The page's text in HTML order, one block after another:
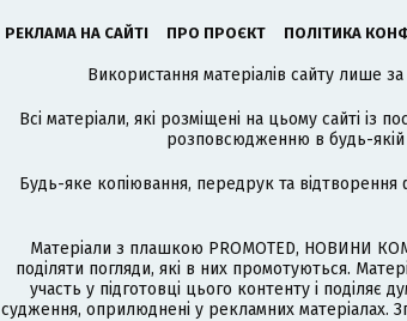
РЕКЛАМА НА САЙТІ ПРО ПРОЄКТ ПОЛІТИКА
Використання матеріалів сайту лише
Всі матеріали, які розміщені на цьому сайті із
розповсюдженню в будь-якій
Будь-яке копіювання, передрук та відтворення
Матеріали з плашкою PROMOTED, НОВИНИ
поділяти погляди, які в них промотуються.
участь у підготовці цього контенту і поділяє
судження, оприлюднені у рекламних матеріалах.